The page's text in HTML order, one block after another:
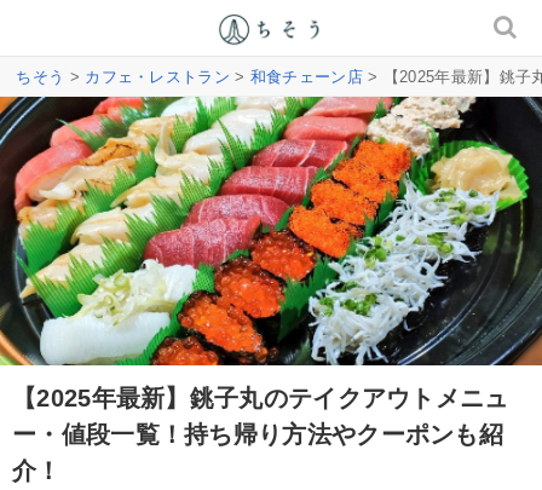
ちそう > カフェ・レストラン > 和食チェーン店> 【2025年最新】銚子
【2025年最新】銚子丸のテイクアウトメニュ
ー・値段一覧！持ち帰り方法やクーポンも紹
介！